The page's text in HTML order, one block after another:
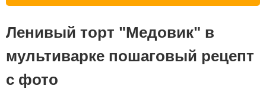
Ленивый торт "Медовик" в
мультиварке пошаговый рецепт
с фото